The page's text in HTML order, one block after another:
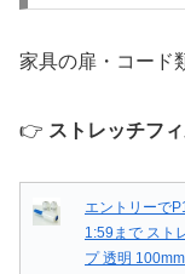
家具の扉・コード
👉 ストレッチフ
エントリーで
1:59まで スト
プ 透明